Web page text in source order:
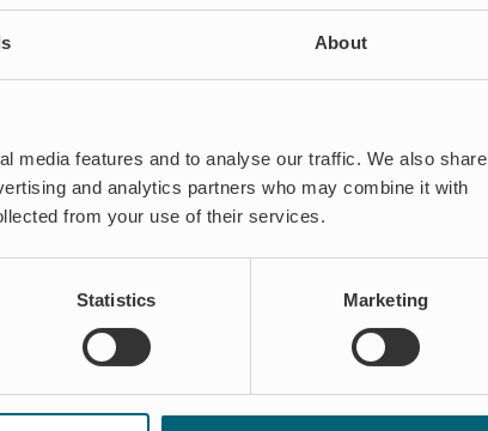
About
media features and to analyse our traffic. We also share
and analytics partners who may combine it with
from your use of their services.
Statistics Marketing